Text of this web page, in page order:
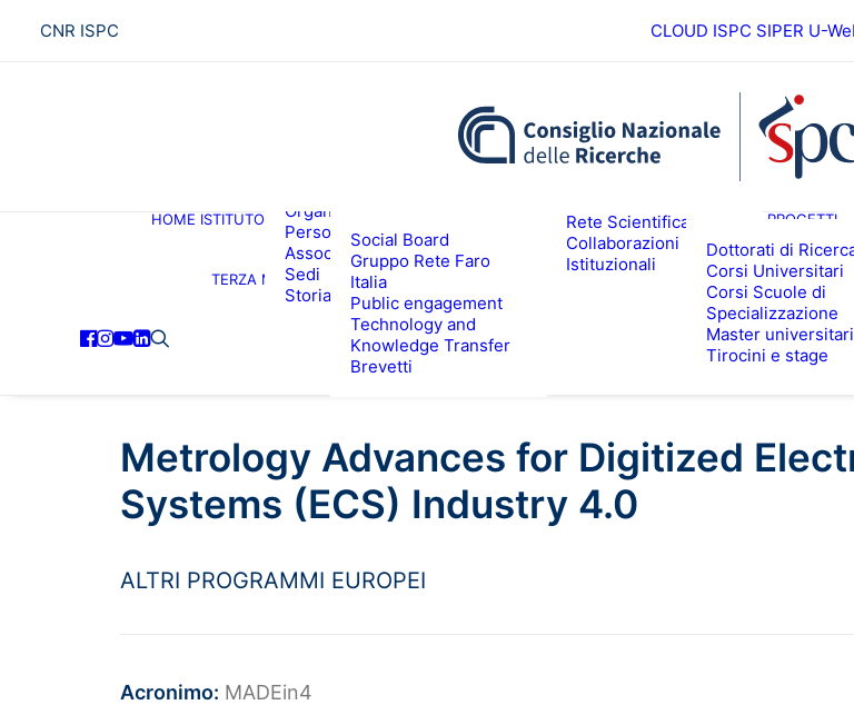
CNR ISPC CLOUD ISPC SIPER U-
HOME ISTITUTO
Organigramma
Personale
Associati ISPC
Sedi
Storia
Rete Scientifica
Collaborazioni
Istituzionali
PROGETTI
TERZA MISSIONE
Social Board
Gruppo Rete Faro
Italia
Public engagement
Technology and
Knowledge Transfer
Brevetti
Dottorati di
Corsi Universitari
Corsi Scuole di
Specializzazione
Master universitari
Tirocini e stage
Metrology Advances for Digitized
Systems (ECS) Industry 4.0
ALTRI PROGRAMMI EUROPEI
Acronimo: MADEin4